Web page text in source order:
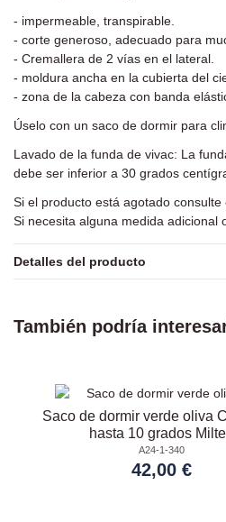
- impermeable, transpirable.
- corte generoso, adecuado para
- Cremallera de 2 vías en el lateral.
- moldura ancha en la cubierta del
- zona de la cabeza con banda
Úselo con un saco de dormir para
Lavado de la funda de vivac: La
debe ser inferior a 30 grados
Si el producto está agotado
Si necesita alguna medida
Detalles del producto
También podría
Saco de dormir verde oliva
hasta 10 grados
A24-1-340
42,00 €